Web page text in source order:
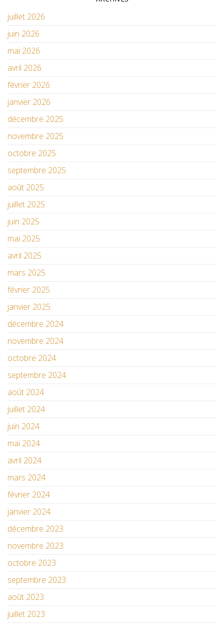
juillet 2026
juin 2026
mai 2026
avril 2026
février 2026
janvier 2026
décembre 2025
novembre 2025
octobre 2025
septembre 2025
août 2025
juillet 2025
juin 2025
mai 2025
avril 2025
mars 2025
février 2025
janvier 2025
décembre 2024
novembre 2024
octobre 2024
septembre 2024
août 2024
juillet 2024
juin 2024
mai 2024
avril 2024
mars 2024
février 2024
janvier 2024
décembre 2023
novembre 2023
octobre 2023
septembre 2023
août 2023
juillet 2023